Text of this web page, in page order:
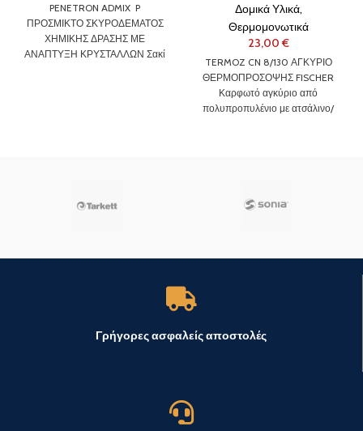
PENETRON ADMIX P
ΠΡΟΣΜΙΚΤΟ ΣΚΥΡΟΔΕΜΑΤΟΣ
ΧΗΜΙΚΗΣ ΔΡΑΣΗΣ ΜΕ
ΑΝΑΠΤΥΞΗ ΚΡΥΣΤΑΛΛΩΝ Σακί
Δομικά Υλικά,
Θερμομονωτικά
€
TERMOZ CN 8/130 ΑΓΚΥΡΙΟ
ΘΕΡΜΟΠΡΟΣΟΨΗΣ FISCHER
Καρφωτό αγκύριο από
πολυπροπυλένιο με ατσάλινο/
Γρήγορες ασφαλείς αποστολές